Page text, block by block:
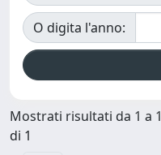
O digita l'anno:
Mostrati risultati da 1 a 1
di 1